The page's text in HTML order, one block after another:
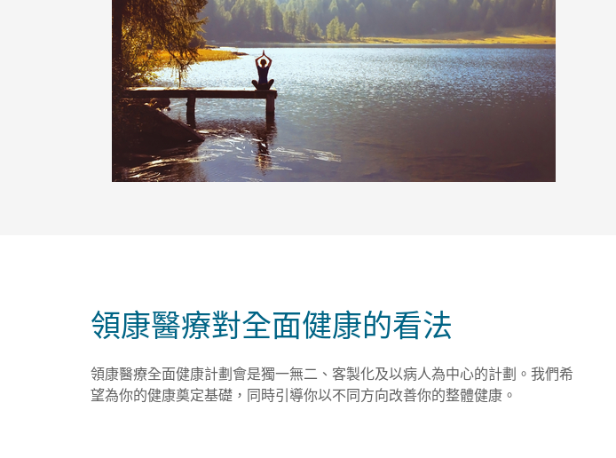
領康醫療對全面健康的看法
領康醫療全面健康計劃會是獨一無二、客製化及以病人為中心的計劃。我們希
望為你的健康奠定基礎，同時引導你以不同方向改善你的整體健康。